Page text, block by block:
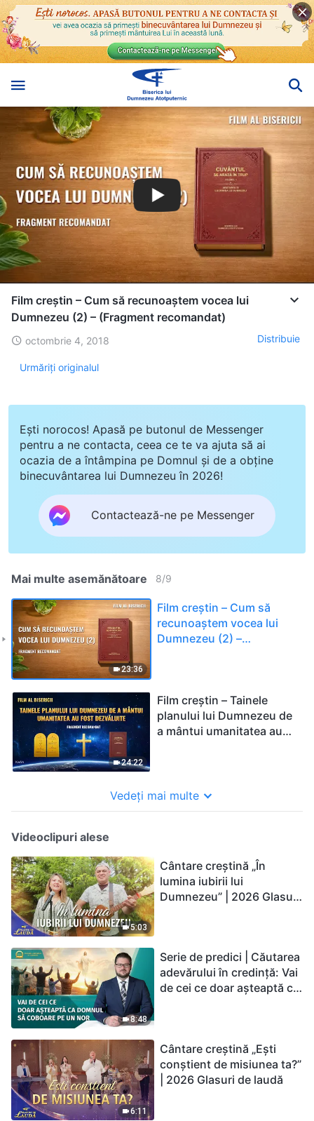
Film creștin – Cum să recunoaștem vocea lui
Dumnezeu (2) – (Fragment recomandat)
octombrie 4, 2018 Distribuie
Urmăriți originalul
Ești norocos! Apasă pe butonul de Messenger
pentru a ne contacta, ceea ce te va ajuta să ai
ocazia de a întâmpina pe Domnul și de a obține
binecuvântarea lui Dumnezeu în 2026!
Contactează-ne pe Messenger
Mai multe asemănătoare 8/9
23:36
Film creștin – Cum să
recunoaștem vocea lui
Dumnezeu (2) –
24:22
Film creștin – Tainele
planului lui Dumnezeu de
a mântui umanitatea au
Vedeți mai multe
Videoclipuri alese
5:03
Cântare creștină „În
lumina iubirii lui
Dumnezeu” | 2026 Glasuri
8:48
Serie de predici | Căutarea
adevărului în credință: Vai
de cei ce doar așteaptă ca
6:11
Cântare creștină „Ești
conștient de misiunea ta?”
| 2026 Glasuri de laudă